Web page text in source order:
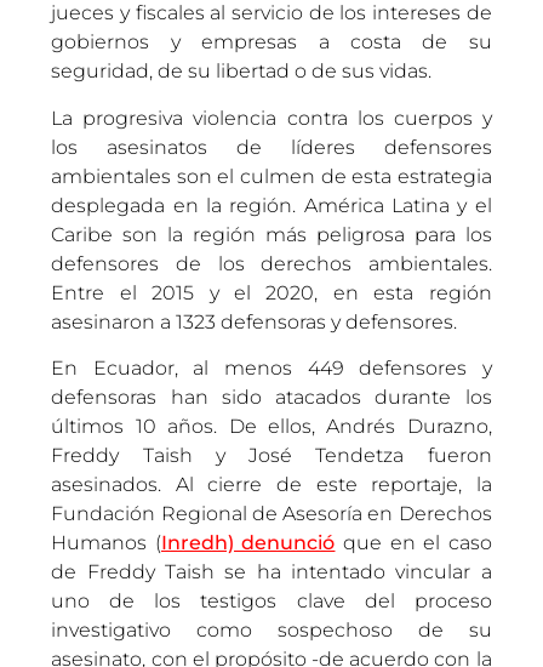
jueces y fiscales al servicio de los intereses de
gobiernos y empresas a costa de su
seguridad, de su libertad o de sus vidas.
La progresiva violencia contra los cuerpos y
los asesinatos de líderes defensores
ambientales son el culmen de esta estrategia
desplegada en la región. América Latina y el
Caribe son la región más peligrosa para los
defensores de los derechos ambientales.
Entre el 2015 y el 2020, en esta región
asesinaron a 1323 defensoras y defensores.
En Ecuador, al menos 449 defensores y
defensoras han sido atacados durante los
últimos 10 años. De ellos, Andrés Durazno,
Freddy Taish y José Tendetza fueron
asesinados. Al cierre de este reportaje, la
Fundación Regional de Asesoría en Derechos
Humanos (Inredh) denunció que en el caso
de Freddy Taish se ha intentado vincular a
uno de los testigos clave del proceso
investigativo como sospechoso de su
asesinato, con el propósito -de acuerdo con la